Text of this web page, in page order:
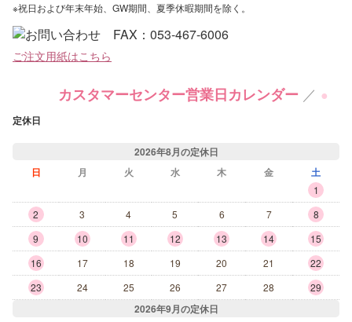
※祝日および年末年始、GW期間、夏季休暇期間を除く。
ご注文用紙はこちら
カスタマーセンター営業日カレンダー ／ ●
定休日
2026年8月の定休日
日
月 火 水 木 金 土
1
2
3 4 5 6 7
8
9
10 11 12 13 14
15
16
17 18 19 20 21
22
23
24 25 26 27 28 29
2026年9月の定休日